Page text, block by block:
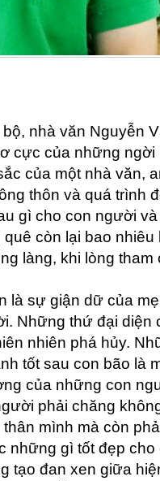
nhà văn Nguyễn
cực của những
của một nhà văn,
thôn và quá trình
gì cho con người
còn lại bao
làng, khi lòng
là sự giận dữ của
Những thứ đại diện
nhiên phá hủy.
tốt sau con bão là
của những con
phải chăng
mình mà còn
những gì tốt đẹp cho
tạo đan xen giữa